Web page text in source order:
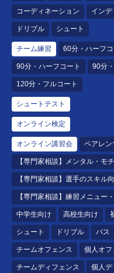
コーディネーション インデ
ドリブル シュート
チーム練習 60分・ハーフコ
90分・ハーフコート 90分
120分・フルコート
シュートテスト
オンライン検定
オンライン講習会 ペアレン
【専門家相談】メンタル・モ
【専門家相談】選手のスキル
【専門家相談】練習メニュー
中学生向け 高校生向け
シュート ドリブル パス
チームオフェンス 個人オフ
チームディフェンス 個人デ